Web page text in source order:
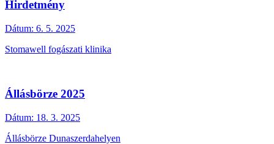
Hirdetmény
Dátum: 6. 5. 2025
Stomawell fogászati klinika
Állásbörze 2025
Dátum: 18. 3. 2025
Állásbörze Dunaszerdahelyen